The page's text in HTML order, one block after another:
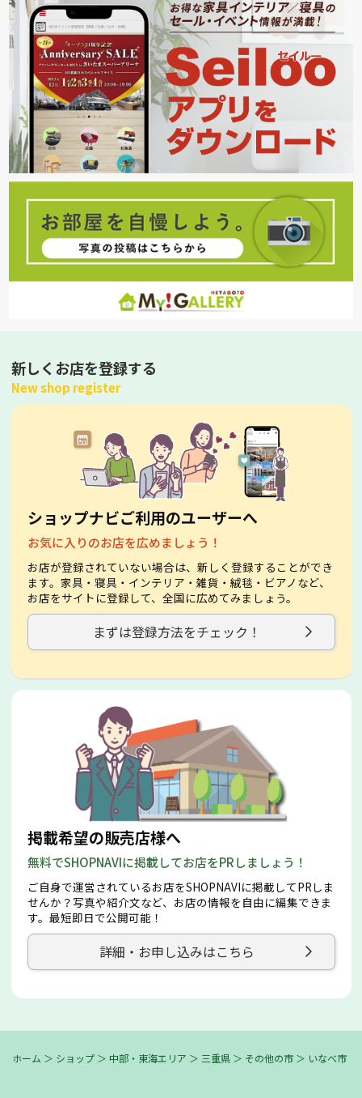
新しくお店を登録する
New shop register
ショップナビご利用のユーザーへ
お気に入りのお店を広めましょう！
お店が登録されていない場合は、新しく登録することができ
ます。家具・寝具・インテリア・雑貨・絨毯・ビアノなど、
お店をサイトに登録して、全国に広めてみましょう。
まずは登録方法をチェック！
掲載希望の販売店様へ
無料でSHOPNAVIに掲載してお店をPRしましょう！
ご自身で運営されているお店をSHOPNAVIに掲載してPRしま
せんか？写真や紹介文など、お店の情報を自由に編集できま
す。最短即日で公開可能！
詳細・お申し込みはこちら
ホーム ＞ ショップ ＞ 中部・東海エリア ＞ 三重県 ＞ その他の市 ＞ いなべ市